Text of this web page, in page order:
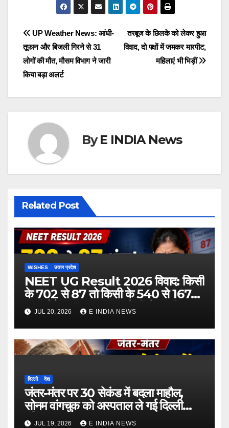
e
b
o
o
k
tt
er
at
s
A
p
ail p
y
Li
e
gr
a
m
ar
e
Post
navigation
तरबूज के छिलके को लेकर हुआ
विवाद, दो पक्षों में जमकर मारपीट,
महिलाएं भी भिड़ीं
UP Weather News: आंधी-
तूफान और बिजली गिरने से 31
लोगों की मौत, मौसम विभाग ने जारी
किया बड़ा अलर्ट
ByE INDIA News
Related Post
WISHES उत्‍तर प्रदेश
NEET UG Result 2026 विवाद: किसी
के 702 से 87 तो किसी के 540 से 167
अंक होने का दावा, NTA ने दी चेतावनी
JUL 20, 2026 E INDIA NEWS
दिल्ली देश
जंतर-मंतर पर 30 सेकंड में बदला माहौल,
सोनम वांगचुक को अस्पताल ले गई दिल्ली
पुलिस
JUL 19, 2026 E INDIA NEWS